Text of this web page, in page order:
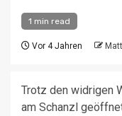
1 min read
Vor 4 Jahren
Trotz den widrigen
am Schanzl